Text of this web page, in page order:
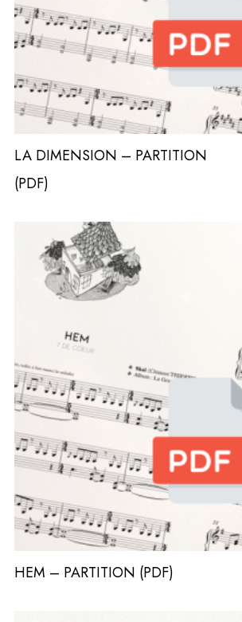
LA DIMENSION – PARTITION
(PDF)
HEM – PARTITION (PDF)